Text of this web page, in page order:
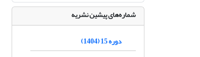
شماره‌های پیشین نشریه
دوره 15 (1404)